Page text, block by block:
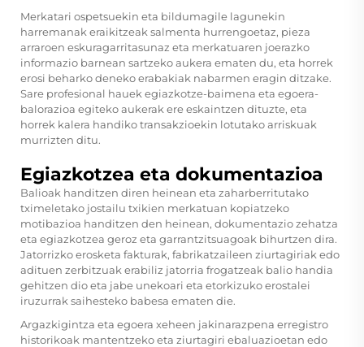
Merkatari ospetsuekin eta bildumagile lagunekin
harremanak eraikitzeak salmenta hurrengoetaz, pieza
arraroen eskuragarritasunaz eta merkatuaren joerazko
informazio barnean sartzeko aukera ematen du, eta horrek
erosi beharko deneko erabakiak nabarmen eragin ditzake.
Sare profesional hauek egiazkotze-baimena eta egoera-
balorazioa egiteko aukerak ere eskaintzen dituzte, eta
horrek kalera handiko transakzioekin lotutako arriskuak
murrizten ditu.
Egiazkotzea eta dokumentazioa
Balioak handitzen diren heinean eta zaharberritutako
tximeletako jostailu txikien merkatuan kopiatzeko
motibazioa handitzen den heinean, dokumentazio zehatza
eta egiazkotzea geroz eta garrantzitsuagoak bihurtzen dira.
Jatorrizko erosketa fakturak, fabrikatzaileen ziurtagiriak edo
adituen zerbitzuak erabiliz jatorria frogatzeak balio handia
gehitzen dio eta jabe unekoari eta etorkizuko erostalei
iruzurrak saihesteko babesa ematen die.
Argazkigintza eta egoera xeheen jakinarazpena erregistro
historikoak mantentzeko eta ziurtagiri ebaluazioetan edo